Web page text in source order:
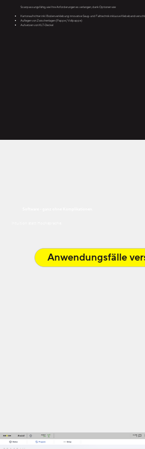
So anpassungsfähig, wie Ihre Anforderungen es verlangen, dank Optionen wie:
Kartonaufrichter inkl. Bodenverklebung: innovative Saug- und Falttechnik inklusive
Auflegen von Zwischenlagen (Pappe / Vollpappe)
Aufsetzen von KLT-Deckel
Anwendungsfälle